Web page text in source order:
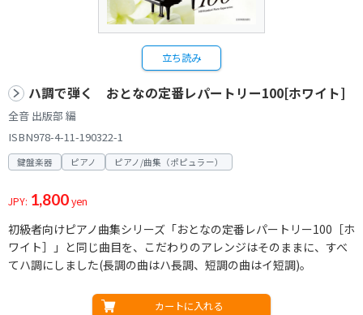
立ち読み
ハ調で弾く おとなの定番レパートリー100[ホワイト]
全音 出版部 編
ISBN978-4-11-190322-1
鍵盤楽器 ピアノ ピアノ/曲集（ポピュラー）
JPY: 1,800yen
初級者向けピアノ曲集シリーズ「おとなの定番レパートリー100［ホ
ワイト］」と同じ曲目を、こだわりのアレンジはそのままに、すべ
てハ調にしました(長調の曲はハ長調、短調の曲はイ短調)。
カートに入れる